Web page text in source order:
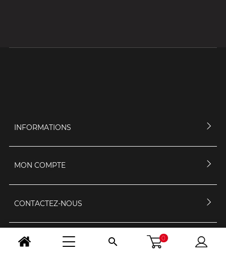
INFORMATIONS
MON COMPTE
CONTACTEZ-NOUS
HORAIRES D'OUVERTURE  0